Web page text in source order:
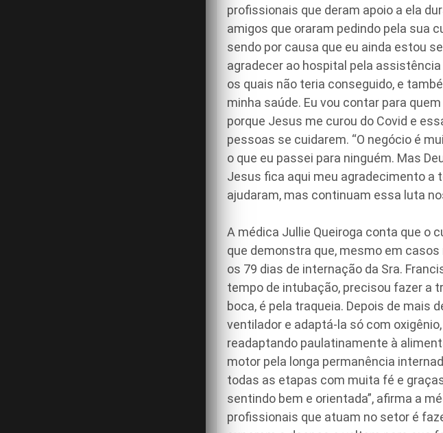
profissionais que deram apoio a ela
amigos que oraram pedindo pela sua
sendo por causa que eu ainda estou
agradecer ao hospital pela
os quais não teria conseguido, e
minha saúde. Eu vou contar para
porque Jesus me curou do Covid e
pessoas se cuidarem. “O negócio é
o que eu passei para ninguém. Mas
Jesus fica aqui meu agradecimento a
ajudaram, mas continuam essa luta
A médica Jullie Queiroga conta que o
que demonstra que, mesmo em
os 79 dias de internação da Sra.
tempo de intubação, precisou fazer a
boca, é pela traqueia. Depois de mais
ventilador e adaptá-la só com
readaptando paulatinamente à
motor pela longa permanência
todas as etapas com muita fé e
sentindo bem e orientada”, afirma a
profissionais que atuam no setor é